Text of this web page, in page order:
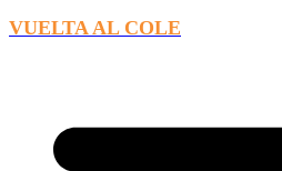
VUELTA AL COLE